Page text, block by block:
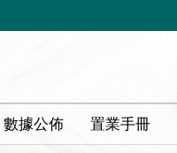
數據公佈 置業手冊